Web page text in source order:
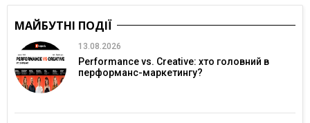
МАЙБУТНІ ПОДІЇ
13.08.2026
Performance vs. Creative: хто головний в
перформанс-маркетингу?